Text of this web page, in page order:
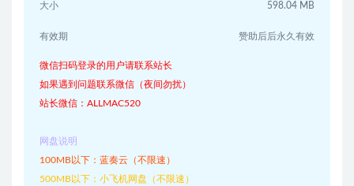
大小 598.04 MB
有效期 赞助后后永久有效
微信扫码登录的用户请联系站长
如果遇到问题联系微信（夜间勿扰）
站长微信：ALLMAC520
网盘说明
100MB以下：蓝奏云（不限速）
500MB以下：小飞机网盘（不限速）